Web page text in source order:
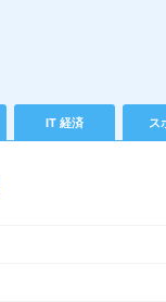
IT 経済 ス